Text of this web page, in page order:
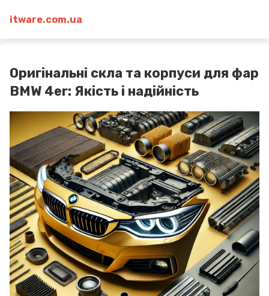
itware.com.ua
Оригінальні скла та корпуси для фар
BMW 4er: Якість і надійність